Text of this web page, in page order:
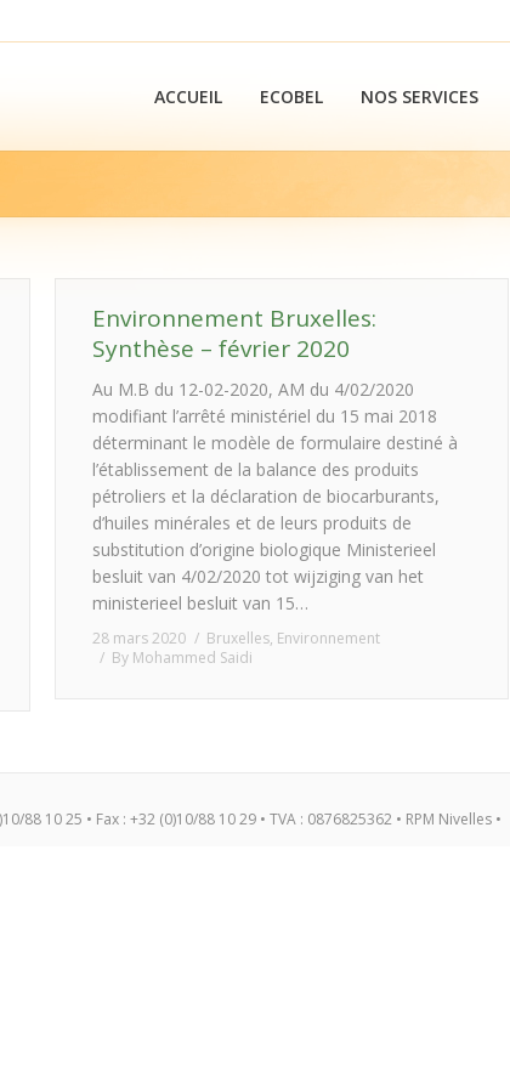
ACCUEIL ECOBEL NOS SERVICES
Environnement Bruxelles:
Synthèse – février 2020
Au M.B du 12-02-2020, AM du 4/02/2020
modifiant l’arrêté ministériel du 15 mai 2018
déterminant le modèle de formulaire destiné à
l’établissement de la balance des produits
pétroliers et la déclaration de biocarburants,
d’huiles minérales et de leurs produits de
substitution d’origine biologique Ministerieel
besluit van 4/02/2020 tot wijziging van het
ministerieel besluit van 15…
28 mars 2020 Bruxelles, Environnement
By Mohammed Saidi
88 10 25 • Fax : +32 (0)10/88 10 29 • TVA : 0876825362 • RPM Nivelles •